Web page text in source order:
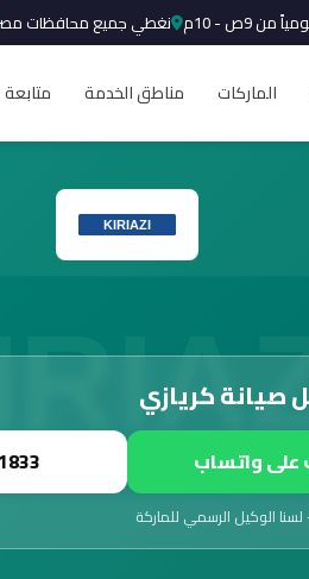
من 9ص - 10م نغطي جميع محافظات
الماركات مناطق الخدمة
صيانة كريازي
على واتساب
الوكيل الرسمي للماركة